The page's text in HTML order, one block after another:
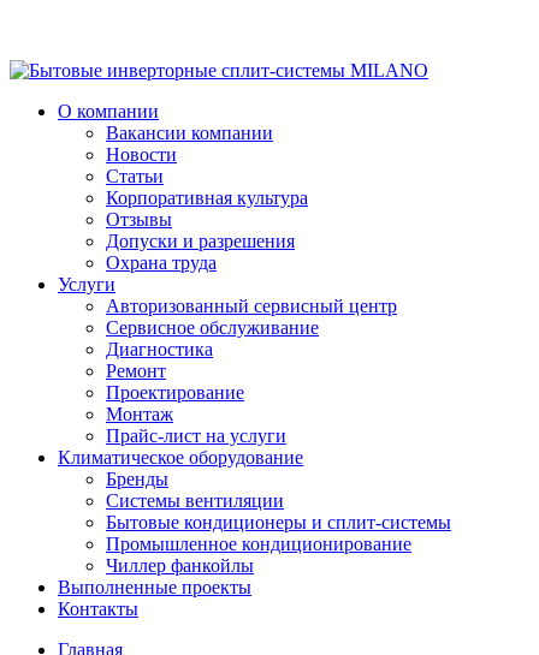
О компании
Вакансии компании
Новости
Статьи
Корпоративная культура
Отзывы
Допуски и разрешения
Охрана труда
Услуги
Авторизованный сервисный центр
Сервисное обслуживание
Диагностика
Ремонт
Проектирование
Монтаж
Прайс-лист на услуги
Климатическое оборудование
Бренды
Системы вентиляции
Бытовые кондиционеры и сплит-системы
Промышленное кондиционирование
Чиллер фанкойлы
Выполненные проекты
Контакты
Главная